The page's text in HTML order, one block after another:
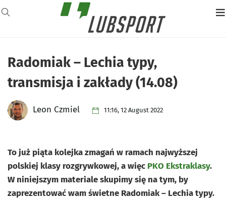
Radomiak – Lechia typy,
transmisja i zakłady (14.08)
Leon Czmiel 11:16, 12 August 2022
To już piąta kolejka zmagań w ramach najwyższej
polskiej klasy rozgrywkowej, a więc PKO Ekstraklasy.
W niniejszym materiale skupimy się na tym, by
zaprezentować wam świetne Radomiak – Lechia typy.